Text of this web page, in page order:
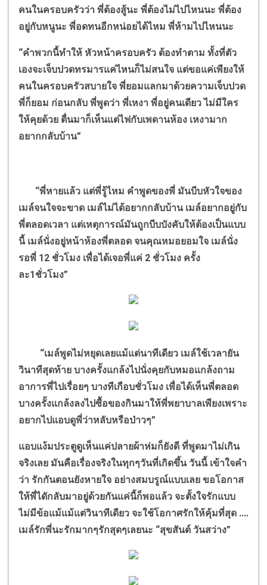
คนในครอบครัวว่า พี่ต้องสู้นะ พี่ต้องไม่ไปไหนนะ พี่ต้อง
อยู่กับหนูนะ พี่อดทนอีกหน่อยได้ไหม พี่ห้ามไปไหนนะ
“คำพวกนี้ทำให้ หัวหน้าครอบครัว ต้องทำตาม ทั้งที่ตัว
เองจะเจ็บปวดทรมารแค่ไหนก็ไม่สนใจ แต่ขอแค่เพียงให้
คนในครอบครัวสบายใจ พี่ยอมแลกมาด้วยความเจ็บปวด
พี่ก็ยอม ก่อนกลับ พี่พูดว่า พี่เหงา พี่อยู่คนเดียว ไม่มีใคร
ให้คุยด้วย ตื่นมาก็เห็นแต่ไฟกับเพดานห้อง เหงามาก
อยากกลับบ้าน”
“พี่หายแล้ว แต่พี่รู้ไหม คำพูดของพี่ มันบีบหัวใจของ
เมล์จนใจจะขาด เมล์ไม่ได้อยากกลับบ้าน เมล์อยากอยู่กับ
พี่ตลอดเวลา แต่เหตุการณ์มันถูกบีบบังคับให้ต้องเป็นแบบ
นี้ เมล์นั่งอยู่หน้าห้องพี่ตลอด จนคุณหมอยอมใจ เมล์นั่ง
รอพี่ 12 ชั่วโมง เพื่อได้เจอพี่แค่ 2 ชั่วโมง ครั้ง
ละ1ชั่วโมง”
“เมล์พูดไม่หยุดเลยแม้แต่นาทีเดียว เมล์ใช้เวลายัน
วินาทีสุดท้าย บางครั้งแกล้งไปนั่งคุยกับหมอแกล้งถาม
อาการพี่ไปเรื่อยๆ บางทีเกือบชั่วโมง เพื่อได้เห็นพี่ตลอด
บางครั้งแกล้งลงไปซื้อของกินมาให้พี่พยาบาลเพียงเพราะ
อยากไปแอบดูพี่ว่าหลับหรือป่าวๆ”
แอบแง้มประตูดูเห็นแค่ปลายผ้าห่มก็ยังดี ที่พูดมาไม่เกิน
จริงเลย มันคือเรื่องจริงในทุกๆวันที่เกิดขึ้น วันนี้ เข้าใจคำ
ว่า รักกันตอนยังหายใจ อย่างสมบรูณ์แบบเลย ขอโอกาส
ให้พี่ไดักลับมาอยู่ด้วยกันแค่นี้ก็พอแล้ว จะตั้งใจรักแบบ
ไม่มีข้อแม้แม้แต่วินาทีเดียว จะใช้โอกาศรักให้คุ้มที่สุด ....
เมล์รักพี่นะรักมากๆรักสุดๆเลยนะ “สุขสันต์ วันสว่าง”